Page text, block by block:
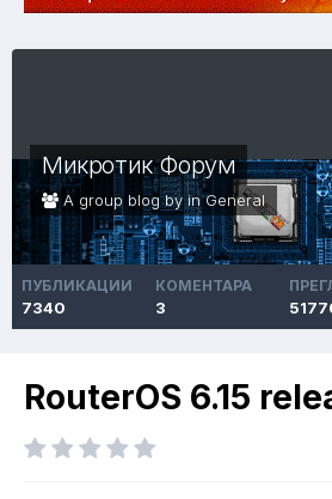
Микротик Форум
A group blog by inGeneral
ПУБЛИКАЦИИ
7340
КОМЕНТАРА
3
RouterOS 6.15